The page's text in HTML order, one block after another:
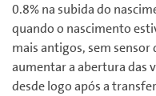
0.8% na subida do
quando o nascimento
mais antigos, sem sensor
aumentar a abertura das
desde logo após a